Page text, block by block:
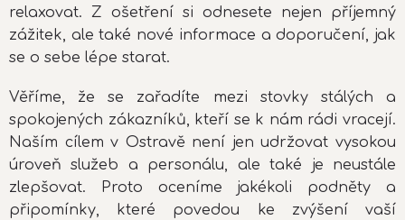
relaxovat. Z ošetření si odnesete nejen příjemný
zážitek, ale také nové informace a doporučení, jak
se o sebe lépe starat.
Věříme, že se zařadíte mezi stovky stálých a
spokojených zákazníků, kteří se k nám rádi vracejí.
Naším cílem v Ostravě není jen udržovat vysokou
úroveň služeb a personálu, ale také je neustále
zlepšovat. Proto oceníme jakékoli podněty a
připomínky, které povedou ke zvýšení vaší